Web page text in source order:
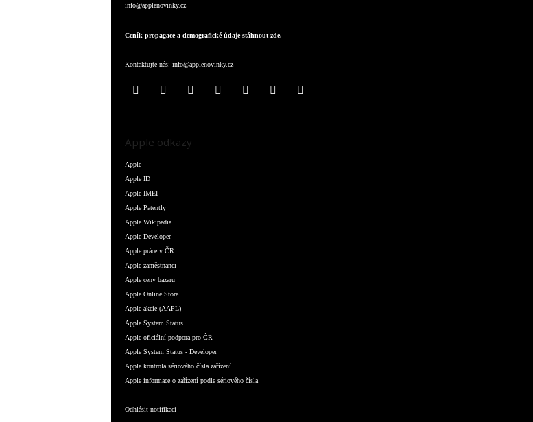
info@applenovinky.cz
Ceník propagace a demografické údaje stáhnout zde.
Kontaktujte nás: info@applenovinky.cz
Apple odkazy
Apple
Apple ID
Apple IMEI
Apple Patently
Apple Wikipedia
Apple Developer
Apple práce v ČR
Apple zaměstnanci
Apple ceny bazaru
Apple Online Store
Apple akcie (AAPL)
Apple System Status
Apple oficiální podpora pro ČR
Apple System Status - Developer
Apple kontrola sériového čísla zařízení
Apple informace o zařízení podle sériového čísla
Odhlásit notifikaci